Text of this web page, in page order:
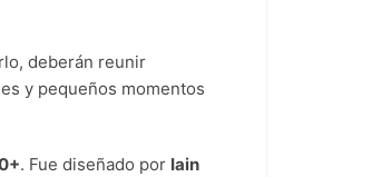
deberán reunir
y pequeños momentos
. Fue diseñado por Iain